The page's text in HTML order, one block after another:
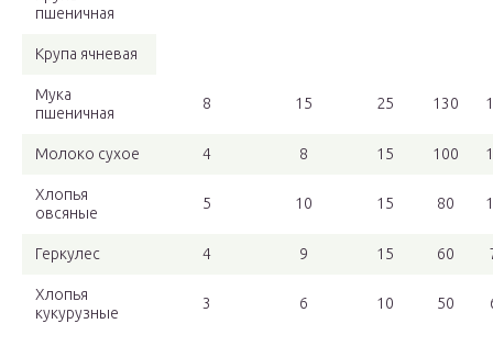
пшеничная
Крупа ячневая
Мука
пшеничная
8 15 25 130
Молоко сухое 4 8 15 100
Хлопья
овсяные
5 10 15 80
Геркулес 4 9 15 60
Хлопья
кукурузные
3 6 10 50